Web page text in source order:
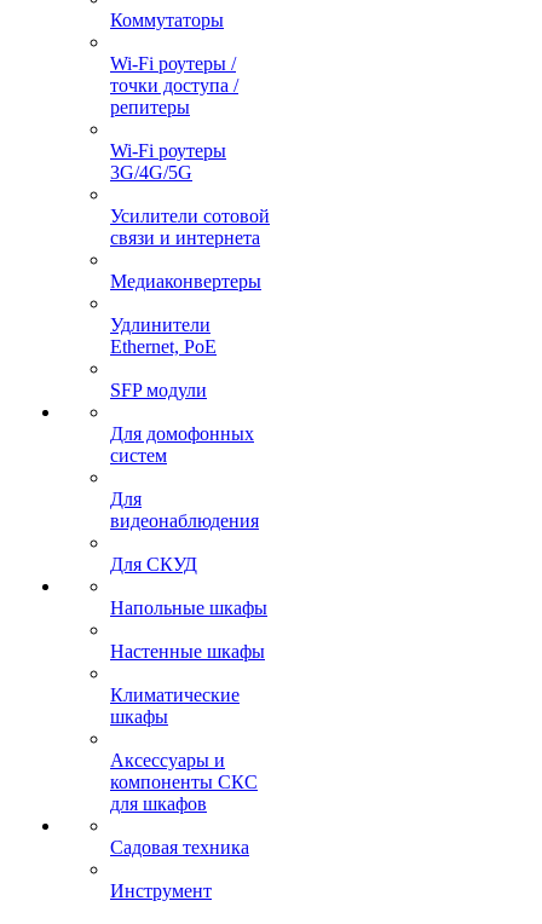
Коммутаторы
Wi-Fi роутеры /
точки доступа /
репитеры
Wi-Fi роутеры
3G/4G/5G
Усилители сотовой
связи и интернета
Медиаконвертеры
Удлинители
Ethernet, PoE
SFP модули
Для домофонных
систем
Для
видеонаблюдения
Для СКУД
Напольные шкафы
Настенные шкафы
Климатические
шкафы
Аксессуары и
компоненты СКС
для шкафов
Садовая техника
Инструмент